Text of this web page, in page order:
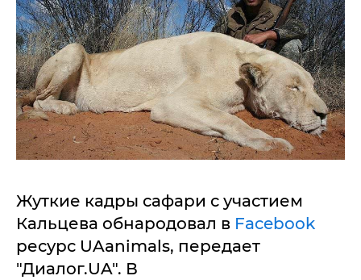
Жуткие кадры сафари с участием
Кальцева обнародовал в Facebook
ресурс UAanimals, передает
"Диалог.UA". В